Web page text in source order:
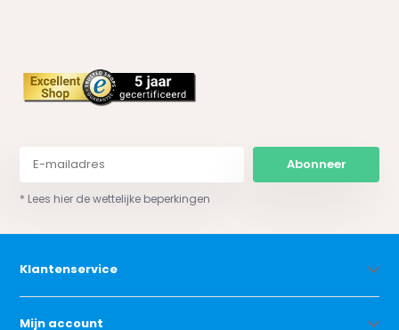
Abonneer
* Lees hier de wettelijke beperkingen
Klantenservice
Mijn account